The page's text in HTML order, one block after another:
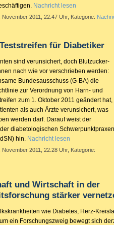
Nachricht lesen
November 2011, 22.47 Uhr, Kategorie:
für Diabetiker
sind verunsichert, doch Blutzucker-
nach wie vor verschrieben werden:
Bundesausschuss (G-BA) die
zur Verordnung von Harn- und
zum 1. Oktober 2011 geändert hat,
als auch Ärzte verunsichert, was
werden darf. Darauf weist der
diabetologischen Schwerpunktpraxen
hin. Nachricht lesen
November 2011, 22.28 Uhr, Kategorie:
und Wirtschaft in der
stärker
wie Diabetes, Herz-
ein Forschungszweig bewegt sich